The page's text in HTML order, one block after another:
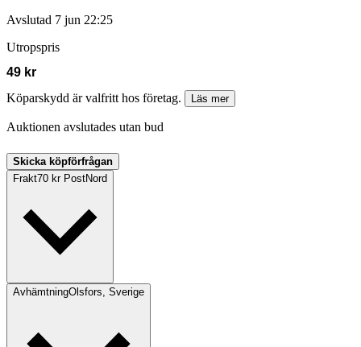
Avslutad 7 jun 22:25
Utropspris
49 kr
Köparskydd är valfritt hos företag.
Läs mer
Auktionen avslutades utan bud
Skicka köpförfrågan
Frakt70 kr PostNord
AvhämtningOlsfors, Sverige